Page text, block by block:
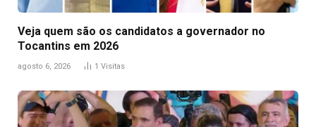
Veja quem são os candidatos a governador no
Tocantins em 2026
agosto 6, 2026 1 Visitas